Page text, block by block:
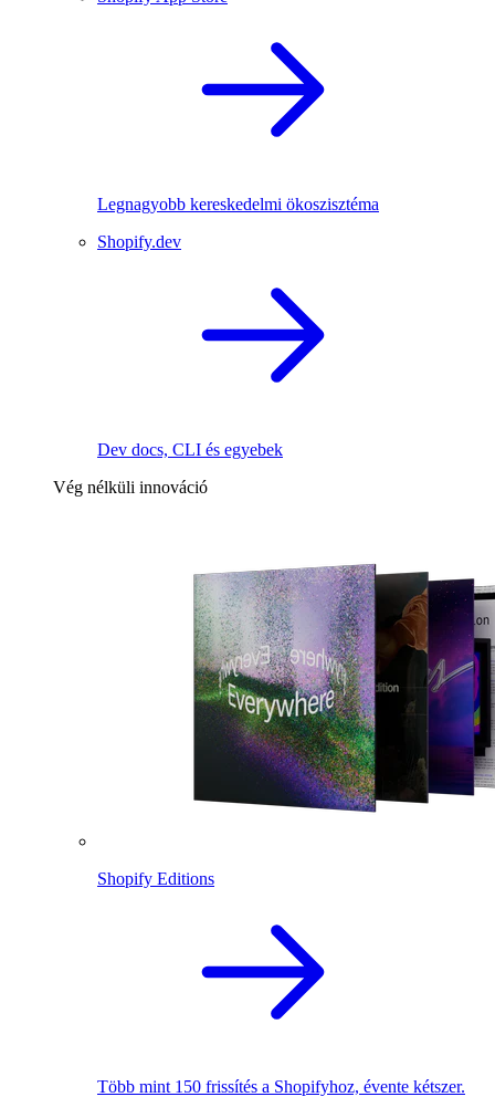
Legnagyobb kereskedelmi ökoszisztéma
Shopify.dev
Dev docs, CLI és egyebek
Vég nélküli innováció
Shopify Editions
Több mint 150 frissítés a Shopifyhoz, évente kétszer.